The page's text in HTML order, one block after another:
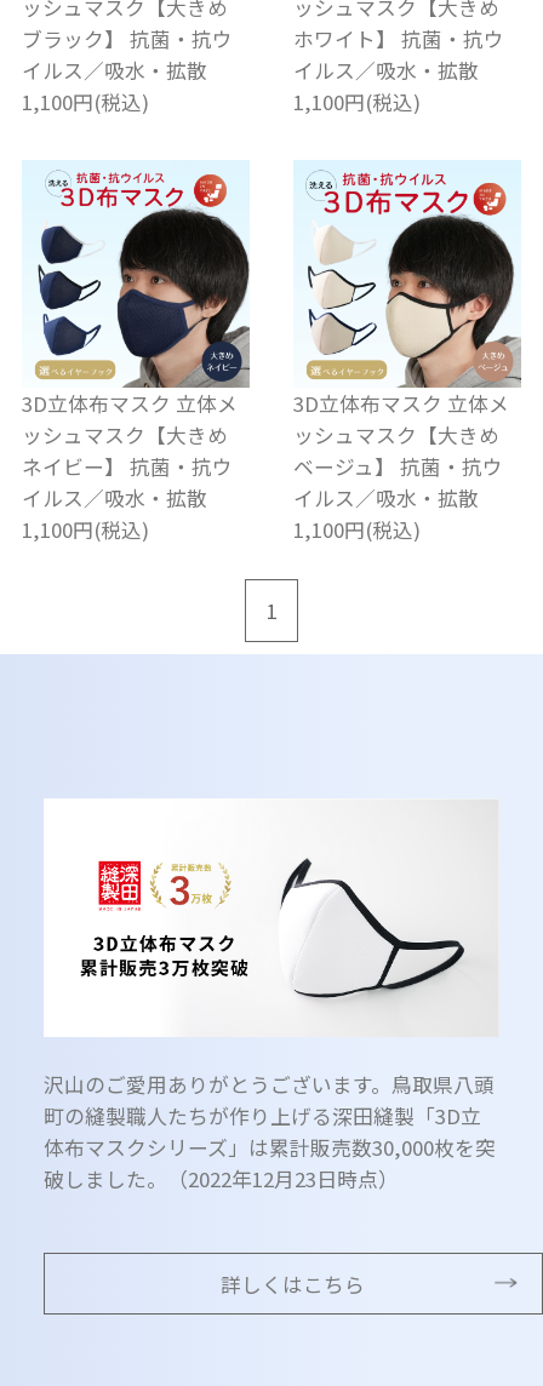
ッシュマスク【大きめ
ブラック】 抗菌・抗ウ
イルス／吸水・拡散
1,100円(税込)
ッシュマスク【大きめ
ホワイト】 抗菌・抗ウ
イルス／吸水・拡散
1,100円(税込)
3D立体布マスク 立体メ
ッシュマスク【大きめ
ネイビー】 抗菌・抗ウ
イルス／吸水・拡散
1,100円(税込)
3D立体布マスク 立体メ
ッシュマスク【大きめ
ベージュ】 抗菌・抗ウ
イルス／吸水・拡散
1,100円(税込)
1
沢山のご愛用ありがとうございます。鳥取県八頭
町の縫製職人たちが作り上げる深田縫製「3D立
体布マスクシリーズ」は累計販売数30,000枚を突
破しました。（2022年12月23日時点）
詳しくはこちら